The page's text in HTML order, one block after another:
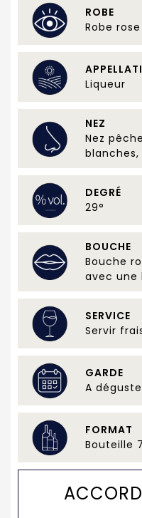
ROBE
Robe
Liqueur
NEZ
Nez
DEGRÉ
29°
BOUCHE
Bouche
avec une
SERVICE
Servir
GARDE
A
FORMAT
Bouteille